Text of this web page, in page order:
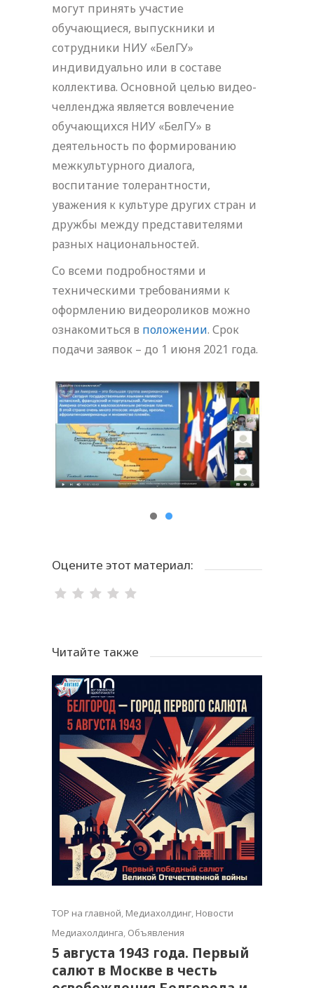
могут принять участие
обучающиеся, выпускники и
сотрудники НИУ «БелГУ»
индивидуально или в составе
коллектива. Основной целью видео-
челленджа является вовлечение
обучающихся НИУ «БелГУ» в
деятельность по формированию
межкультурного диалога,
воспитание толерантности,
уважения к культуре других стран и
дружбы между представителями
разных национальностей.
Со всеми подробностями и
техническими требованиями к
оформлению видеороликов можно
ознакомиться в положении. Срок
подачи заявок – до 1 июня 2021 года.
Оцените этот материал:
Читайте также
TOP на главной, Медиахолдинг, Новости
Медиахолдинга, Объявления
5 августа 1943 года. Первый
салют в Москве в честь